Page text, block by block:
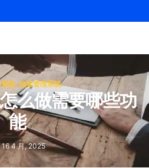
统, 拍卖管理系统
么做需要哪些功
能
16 4 月, 2025